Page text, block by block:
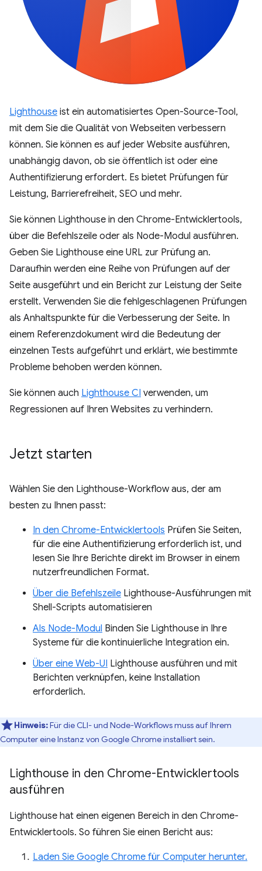
Lighthouse ist ein automatisiertes Open-Source-Tool,
mit dem Sie die Qualität von Webseiten verbessern
können. Sie können es auf jeder Website ausführen,
unabhängig davon, ob sie öffentlich ist oder eine
Authentifizierung erfordert. Es bietet Prüfungen für
Leistung, Barrierefreiheit, SEO und mehr.
Sie können Lighthouse in den Chrome-Entwicklertools,
über die Befehlszeile oder als Node-Modul ausführen.
Geben Sie Lighthouse eine URL zur Prüfung an.
Daraufhin werden eine Reihe von Prüfungen auf der
Seite ausgeführt und ein Bericht zur Leistung der Seite
erstellt. Verwenden Sie die fehlgeschlagenen Prüfungen
als Anhaltspunkte für die Verbesserung der Seite. In
einem Referenzdokument wird die Bedeutung der
einzelnen Tests aufgeführt und erklärt, wie bestimmte
Probleme behoben werden können.
Sie können auch Lighthouse CI verwenden, um
Regressionen auf Ihren Websites zu verhindern.
Jetzt starten
Wählen Sie den Lighthouse-Workflow aus, der am
besten zu Ihnen passt:
In den Chrome-Entwicklertools Prüfen Sie Seiten,
für die eine Authentifizierung erforderlich ist, und
lesen Sie Ihre Berichte direkt im Browser in einem
nutzerfreundlichen Format.
Über die Befehlszeile Lighthouse-Ausführungen mit
Shell-Scripts automatisieren
Als Node-Modul Binden Sie Lighthouse in Ihre
Systeme für die kontinuierliche Integration ein.
Über eine Web-UI Lighthouse ausführen und mit
Berichten verknüpfen, keine Installation
erforderlich.
Hinweis:Für die CLI- und Node-Workflows muss auf Ihrem
Computer eine Instanz von Google Chrome installiert sein.
Lighthouse in den Chrome-Entwicklertools
ausführen
Lighthouse hat einen eigenen Bereich in den Chrome-
Entwicklertools. So führen Sie einen Bericht aus:
Laden Sie Google Chrome für Computer herunter.